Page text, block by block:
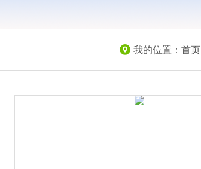
我的位置： 首页